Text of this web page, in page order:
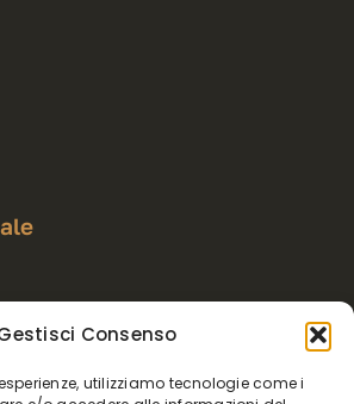
Consenso
utilizziamo tecnologie come i